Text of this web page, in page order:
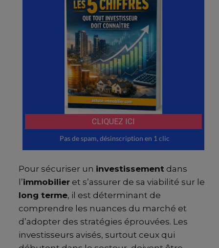
Pour sécuriser un investissement dans
l’immobilier et s’assurer de sa viabilité sur le
long terme, il est déterminant de
comprendre les nuances du marché et
d’adopter des stratégies éprouvées. Les
investisseurs avisés, surtout ceux qui